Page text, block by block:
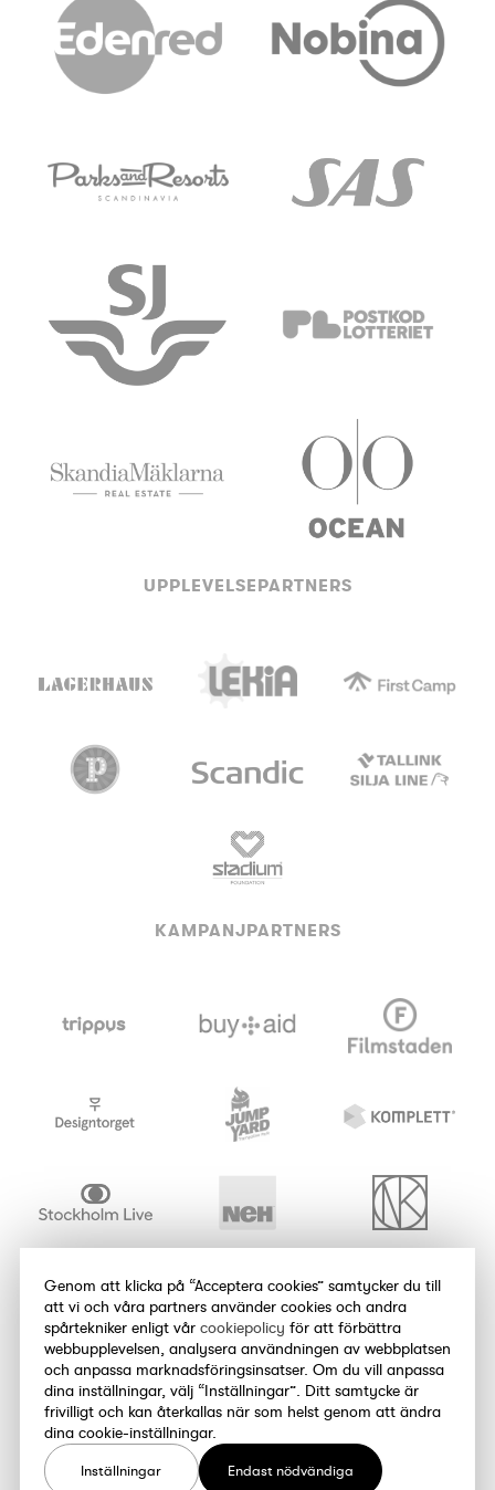
UPPLEVELSEPARTNERS
KAMPANJPARTNERS
Genom att klicka på “Acceptera cookies” samtycker du till
att vi och våra partners använder cookies och andra
spårtekniker enligt vår cookiepolicy för att förbättra
webbupplevelsen, analysera användningen av webbplatsen
och anpassa marknadsföringsinsatser. Om du vill anpassa
dina inställningar, välj “Inställningar”. Ditt samtycke är
frivilligt och kan återkallas när som helst genom att ändra
dina cookie-inställningar.
Inställningar Endast nödvändiga